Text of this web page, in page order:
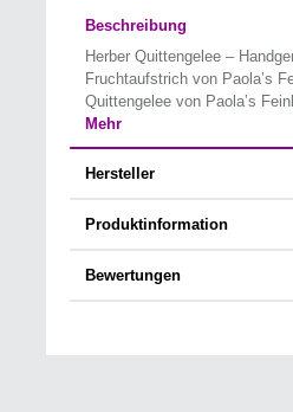
Beschreibung
Herber Quittengelee –
Fruchtaufstrich von Paola’s
Quittengelee von Paola’s
Mehr
Hersteller
Produktinformation
Bewertungen